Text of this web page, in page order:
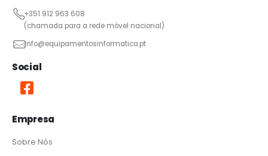
+351 912 963 608
(chamada para a rede móvel nacional)
info@equipamentosinformatica.pt
Social
Empresa
Sobre Nós